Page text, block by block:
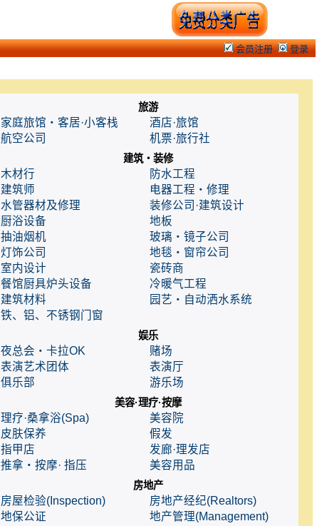
会员注册 登录
旅游
家庭旅馆・客居·小客栈
酒店·旅馆
航空公司
机票·旅行社
建筑・装修
木材行
防水工程
建筑师
电器工程・修理
水管器材及修理
装修公司·建筑设计
厨浴设备
地板
抽油烟机
玻璃・镜子公司
灯饰公司
地毯・窗帘公司
室内设计
瓷砖商
餐馆厨具炉头设备
冷暖气工程
建筑材料
园艺・自动洒水系统
铁、铝、不锈钢门窗
娱乐
夜总会・卡拉OK
赌场
表演艺术团体
表演厅
俱乐部
游乐场
美容·理疗·按摩
理疗·桑拿浴(Spa)
美容院
皮肤保养
假发
指甲店
发廊·理发店
推拿・按摩· 指压
美容用品
房地产
房屋检验(Inspection)
房地产经纪(Realtors)
地保公证
地产管理(Management)